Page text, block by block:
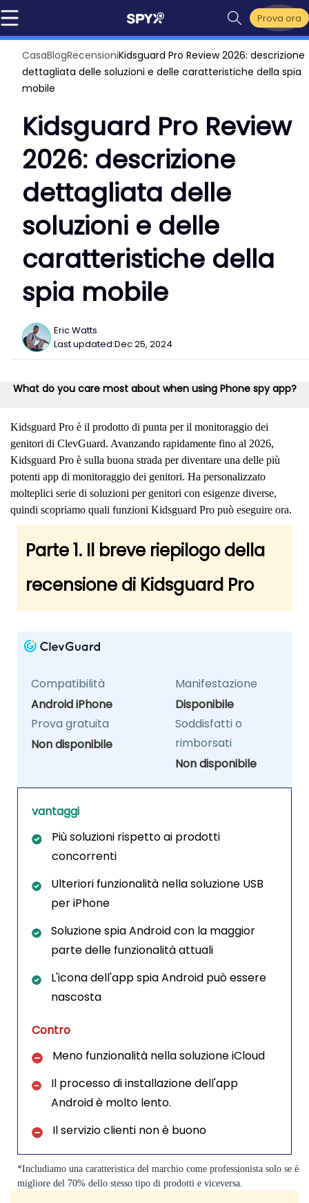
Prova ora
CasaBlogRecensioniKidsguard Pro Review 2026: descrizione
dettagliata delle soluzioni e delle caratteristiche della spia
mobile
Kidsguard Pro Review
2026: descrizione
dettagliata delle
soluzioni e delle
caratteristiche della
spia mobile
Eric Watts
Last updated:Dec 25, 2024
What do you care most about when using Phone spy app?
Kidsguard Pro è il prodotto di punta per il monitoraggio dei
genitori di ClevGuard. Avanzando rapidamente fino al 2026,
Kidsguard Pro è sulla buona strada per diventare una delle più
potenti app di monitoraggio dei genitori. Ha personalizzato
molteplici serie di soluzioni per genitori con esigenze diverse,
quindi scopriamo quali funzioni Kidsguard Pro può eseguire ora.
Parte 1. Il breve riepilogo della
recensione di Kidsguard Pro
Compatibilità
Android iPhone
Manifestazione
Disponibile
Prova gratuita
Non disponibile
Soddisfatti o
rimborsati
Non disponibile
vantaggi
Più soluzioni rispetto ai prodotti
concorrenti
Ulteriori funzionalità nella soluzione USB
per iPhone
Soluzione spia Android con la maggior
parte delle funzionalità attuali
L'icona dell'app spia Android può essere
nascosta
Contro
Meno funzionalità nella soluzione iCloud
Il processo di installazione dell'app
Android è molto lento.
Il servizio clienti non è buono
*Includiamo una caratteristica del marchio come professionista solo se è
migliore del 70% dello stesso tipo di prodotti e viceversa.